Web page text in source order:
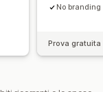
No branding
Prova